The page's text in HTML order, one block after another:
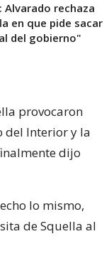
Alvarado rechaza
en que pide sacar
del gobierno"
provocaron
del Interior y la
dijo
lo mismo,
de Squella al